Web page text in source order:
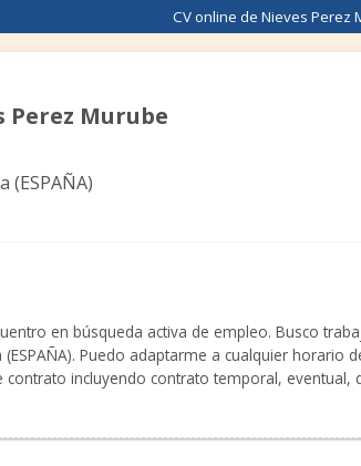
CV online de Nieves Perez
Perez Murube
(ESPAÑA)
en búsqueda activa de empleo. Busco
(ESPAÑA). Puedo adaptarme a cualquier
contrato incluyendo contrato temporal, eventual,